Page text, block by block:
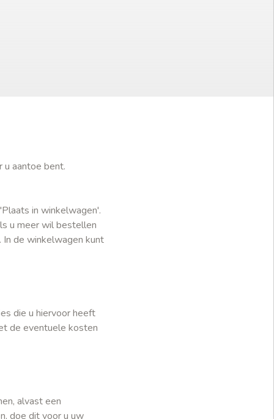
aantoe bent.
in winkelwagen'.
u meer wil bestellen
de winkelwagen kunt
die u hiervoor heeft
de eventuele kosten
alvast een
doe dit voor u uw